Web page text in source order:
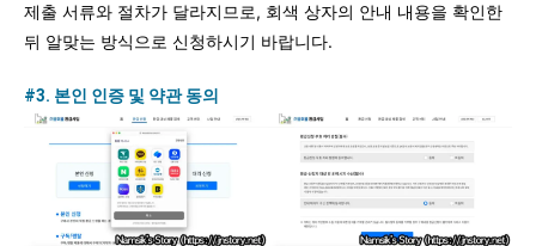
제출 서류와 절차가 달라지므로, 회색 상자의 안내 내용을 확인한
뒤 알맞는 방식으로 신청하시기 바랍니다.
#3. 본인 인증 및 약관 동의